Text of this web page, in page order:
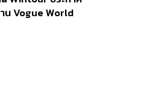
ชีวิตตัวเองอาจสูญ
น Vogue World